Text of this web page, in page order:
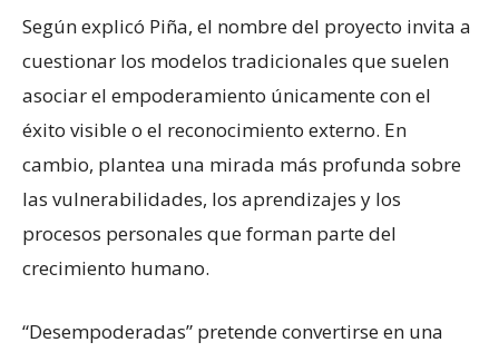
Según explicó Piña, el nombre del proyecto invita a
cuestionar los modelos tradicionales que suelen
asociar el empoderamiento únicamente con el
éxito visible o el reconocimiento externo. En
cambio, plantea una mirada más profunda sobre
las vulnerabilidades, los aprendizajes y los
procesos personales que forman parte del
crecimiento humano.
“Desempoderadas” pretende convertirse en una